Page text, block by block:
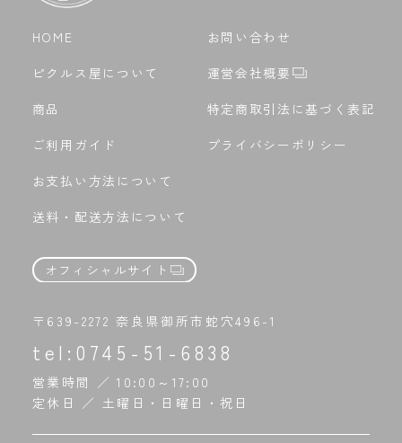
HOME
ピクルス屋について
商品
ご利用ガイド
お支払い方法について
送料・配送方法について
オフィシャルサイト
お問い合わせ
運営会社概要
特定商取引法に基づく表記
プライバシーポリシー
〒639-2272 奈良県御所市蛇穴496-1
tel: 0745-51-6838
営業時間 ／ 10:00～17:00
定休日 ／ 土曜日・日曜日・祝日